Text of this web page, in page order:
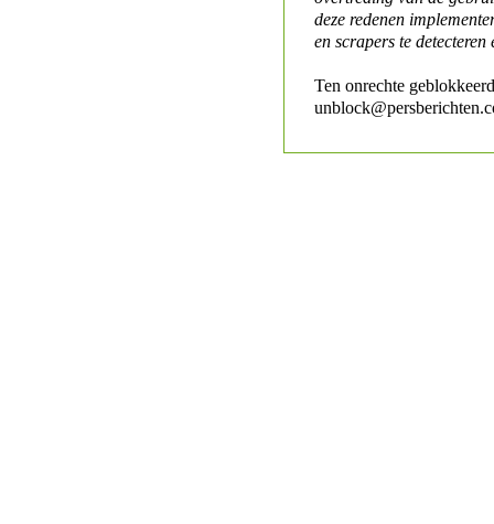
deze redenen
en scrapers te detecteren
Ten onrechte